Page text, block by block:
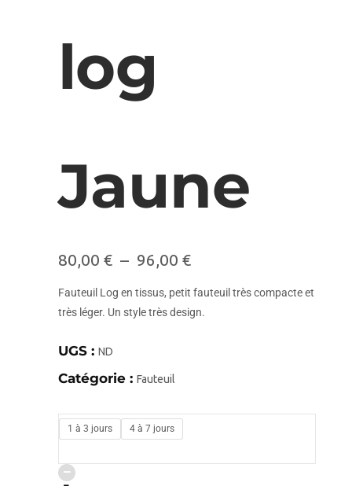
log
Jaune
80,00 € – 96,00 €
Fauteuil Log en tissus, petit fauteuil très compacte et
très léger. Un style très design.
UGS : ND
Catégorie : Fauteuil
1 à 3 jours 4 à 7 jours